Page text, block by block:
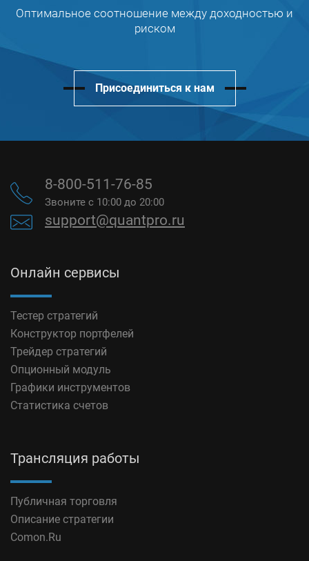
Оптимальное соотношение между доходностью и
риском
Присоединиться к нам
8-800-511-76-85
Звоните с 10:00 до 20:00
support@quantpro.ru
Онлайн сервисы
Тестер стратегий
Конструктор портфелей
Трейдер стратегий
Опционный модуль
Графики инструментов
Статистика счетов
Трансляция работы
Публичная торговля
Описание стратегии
Comon.Ru